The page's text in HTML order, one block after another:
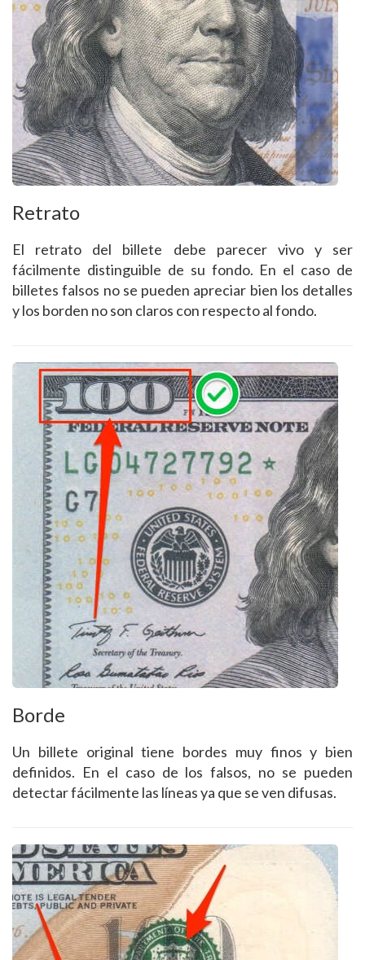
Retrato
El retrato del billete debe parecer vivo y ser
fácilmente distinguible de su fondo. En el caso de
billetes falsos no se pueden apreciar bien los detalles
y los borden no son claros con respecto al fondo.
Borde
Un billete original tiene bordes muy finos y bien
definidos. En el caso de los falsos, no se pueden
detectar fácilmente las líneas ya que se ven difusas.